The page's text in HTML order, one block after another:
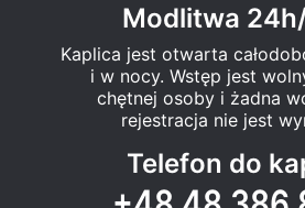
Modlitwa
Kaplica jest otwarta
i w nocy. Wstęp jest
chętnej osoby i żadna
rejestracja nie jest
Telefon do